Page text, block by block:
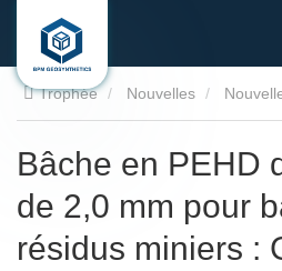
Trophée Nouvelles
miniers : Guide technique
Bâche en PEHD
de 2,0 mm pour
résidus miniers :